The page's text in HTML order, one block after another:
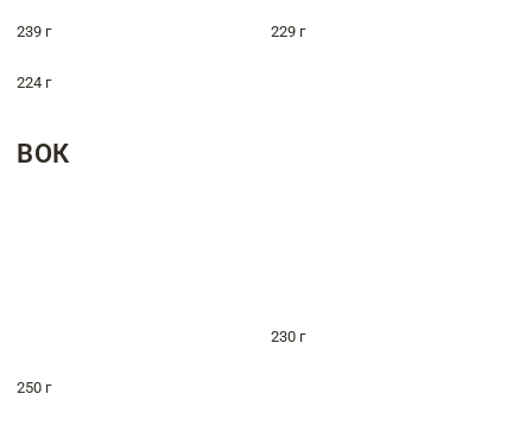
239 г 229 г
224 г
ВОК
230 г
250 г